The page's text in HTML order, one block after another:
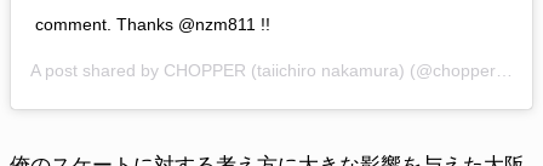
comment. Thanks @nzm811 !!
A post shared by CHOPPER (taiichiro nakamura) (@chopperosakajpn) on